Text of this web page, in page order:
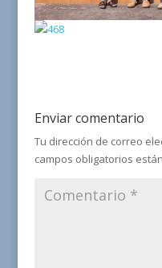
Enviar comentario
Tu dirección de correo
campos obligatorios